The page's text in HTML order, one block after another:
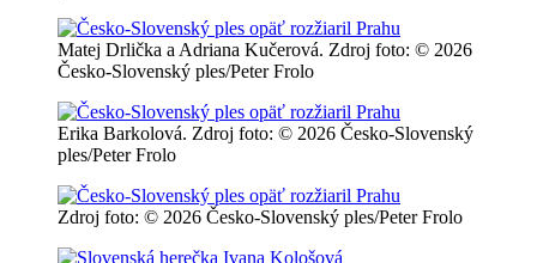
Matej Drlička a Adriana Kučerová. Zdroj foto: © 2026
Česko-Slovenský ples/Peter Frolo
Erika Barkolová. Zdroj foto: © 2026 Česko-Slovenský
ples/Peter Frolo
Zdroj foto: © 2026 Česko-Slovenský ples/Peter Frolo